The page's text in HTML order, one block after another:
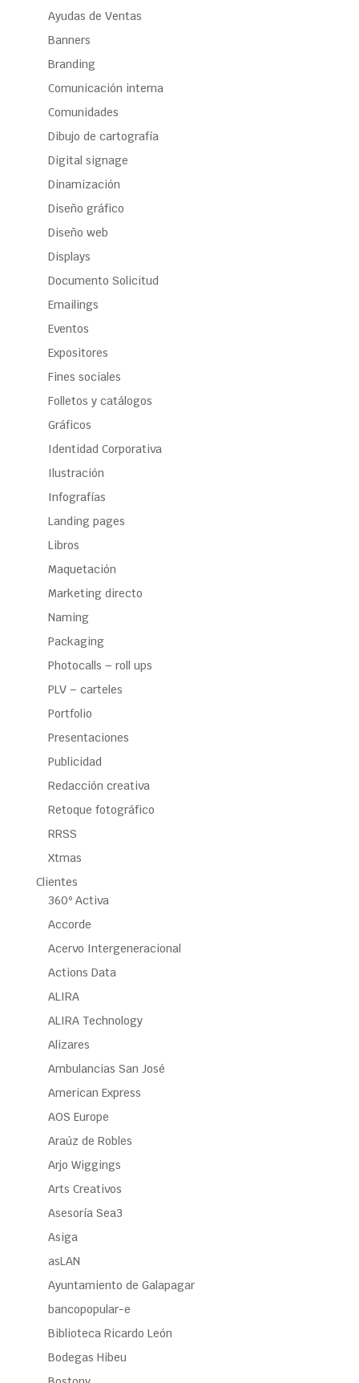
Ayudas de Ventas
Banners
Branding
Comunicación interna
Comunidades
Dibujo de cartografía
Digital signage
Dinamización
Diseño gráfico
Diseño web
Displays
Documento Solicitud
Emailings
Eventos
Expositores
Fines sociales
Folletos y catálogos
Gráficos
Identidad Corporativa
Ilustración
Infografías
Landing pages
Libros
Maquetación
Marketing directo
Naming
Packaging
Photocalls – roll ups
PLV – carteles
Portfolio
Presentaciones
Publicidad
Redacción creativa
Retoque fotográfico
RRSS
Xtmas
Clientes
360º Activa
Accorde
Acervo Intergeneracional
Actions Data
ALIRA
ALIRA Technology
Alizares
Ambulancias San José
American Express
AOS Europe
Araúz de Robles
Arjo Wiggings
Arts Creativos
Asesoría Sea3
Asiga
asLAN
Ayuntamiento de Galapagar
bancopopular-e
Biblioteca Ricardo León
Bodegas Hibeu